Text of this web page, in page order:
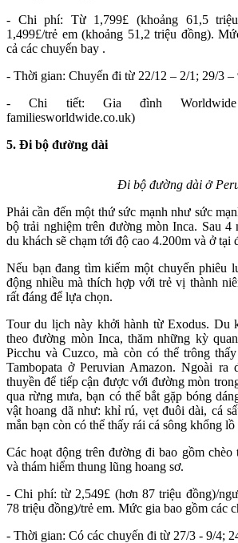
- Chi phí: Từ 1,799£ (khoảng 61,5
1,499£/trẻ em (khoảng 51,2 triệu đồng).
cả các chuyến bay .
- Thời gian: Chuyến đi từ 22/12 – 2/1; 29/3 –
- Chi tiết: Gia đình Worldwide
familiesworldwide.co.uk)
5. Đi bộ đường dài
Đi bộ đường dài ở
Phải cần đến một thứ sức mạnh như sức
bộ trải nghiệm trên đường mòn Inca. Sau 4
du khách sẽ chạm tới độ cao 4.200m và ở tại
Nếu bạn đang tìm kiếm một chuyến phiêu
động nhiều mà thích hợp với trẻ vị thành
rất đáng để lựa chọn.
Tour du lịch này khởi hành từ Exodus. Du
theo đường mòn Inca, thăm những kỳ
Picchu và Cuzco, mà còn có thể trông
Tambopata ở Peruvian Amazon. Ngoài ra
thuyền để tiếp cận được với đường mòn
qua rừng mưa, bạn có thể bắt gặp bóng
vật hoang dã như: khỉ rú, vẹt đuôi dài, cá
mắn bạn còn có thể thấy rái cá sông khổng lồ
Các hoạt động trên đường đi bao gồm chèo
và thám hiểm thung lũng hoang sơ.
- Chi phí: từ 2,549£ (hơn 87 triệu đồng)/
78 triệu đồng)/trẻ em. Mức gia bao gồm các
- Thời gian: Có các chuyến đi từ 27/3 - 9/4;